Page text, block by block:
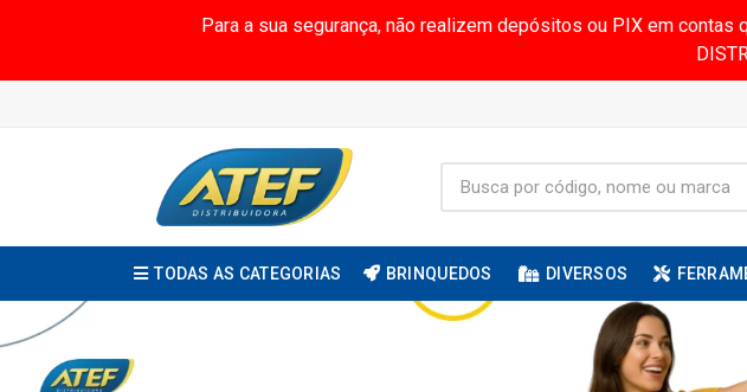
Para a sua segurança, não realizem depósitos ou PIX em
TODAS AS CATEGORIAS BRINQUEDOS DIVERSOS